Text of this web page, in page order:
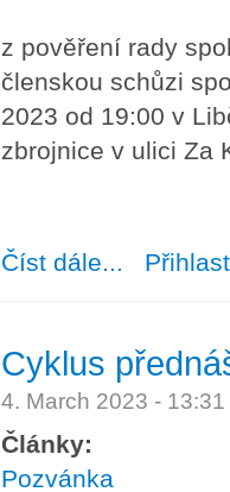
z pověření rady
členskou schůzi
2023 od 19:00 v
zbrojnice v ulici Za
Číst dále... about
Cyklus
4. March 2023 -
Články:
Pozvánka